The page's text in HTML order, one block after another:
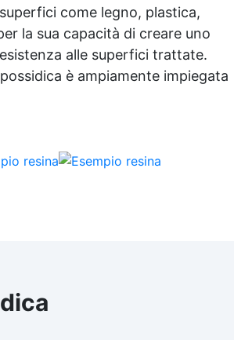
come legno, plastica,
la sua capacità di creare uno
alle superfici trattate.
è ampiamente impiegata